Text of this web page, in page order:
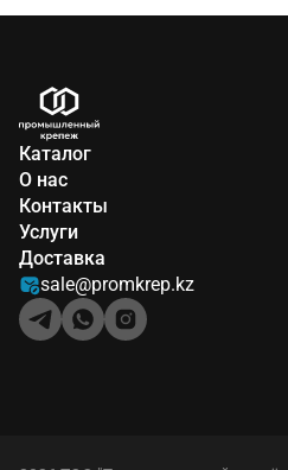
Каталог
О нас
Контакты
Услуги
Доставка
sale@promkrep.kz